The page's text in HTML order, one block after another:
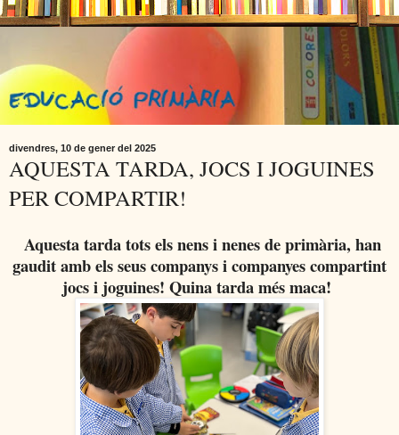
divendres, 10 de gener del 2025
AQUESTA TARDA, JOCS I JOGUINES
PER COMPARTIR!
Aquesta tarda tots els nens i nenes de primària, han
gaudit amb els seus companys i companyes compartint
jocs i joguines! Quina tarda més maca!